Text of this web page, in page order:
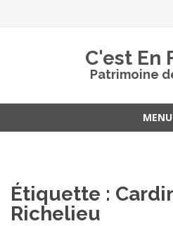
C'est En
Patrimoine
MENU
Étiquette :
Richelieu